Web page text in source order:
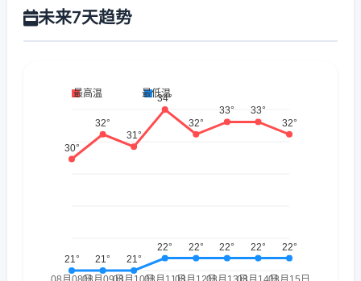
未来7天趋势